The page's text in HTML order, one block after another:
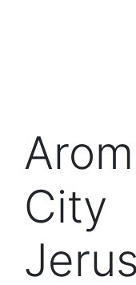
City